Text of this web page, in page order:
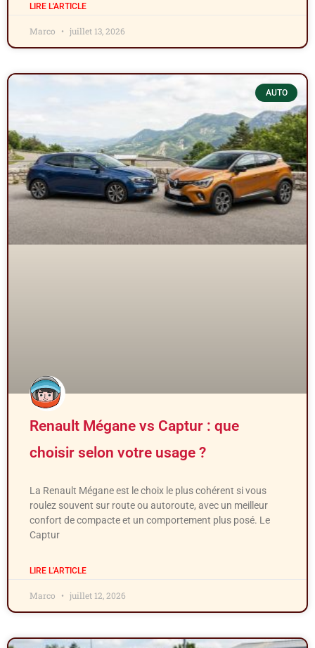
LIRE L'ARTICLE
Marco juillet 13, 2026
AUTO
Renault Mégane vs Captur : que
choisir selon votre usage ?
La Renault Mégane est le choix le plus cohérent si vous
roulez souvent sur route ou autoroute, avec un meilleur
confort de compacte et un comportement plus posé. Le
Captur
LIRE L'ARTICLE
Marco juillet 12, 2026